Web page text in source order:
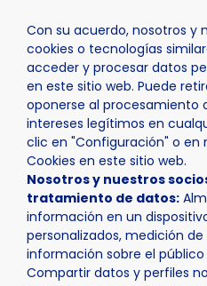
Con su acuerdo, nosotros y
cookies o tecnologías
acceder y procesar datos
en este sitio web. Puede
oponerse al procesamiento
intereses legítimos en
clic en "Configuración" o en
Cookies en este sitio web.
Nosotros y nuestros
tratamiento de datos:
información en un
personalizados, medición
información sobre el
Compartir datos y perfiles
Inicio Actualidad